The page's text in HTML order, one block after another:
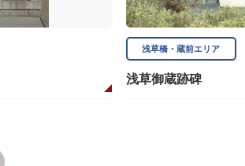
浅草橋・蔵前エリア
浅草御蔵跡碑